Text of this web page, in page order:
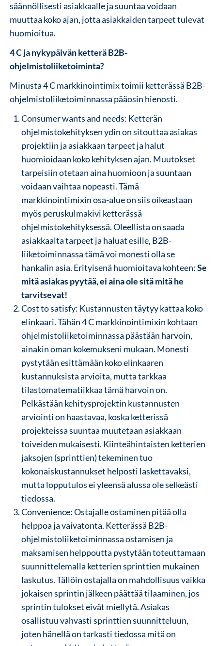
säännöllisesti asiakkaalle ja suuntaa voidaan
muuttaa koko ajan, jotta asiakkaiden tarpeet tulevat
huomioitua.
4 C ja nykypäivän ketterä B2B-
ohjelmistoliiketoiminta?
Minusta 4 C markkinointimix toimii ketterässä B2B-
ohjelmistoliiketoiminnassa pääosin hienosti.
Consumer wants and needs: Ketterän
ohjelmistokehityksen ydin on sitouttaa asiakas
projektiin ja asiakkaan tarpeet ja halut
huomioidaan koko kehityksen ajan. Muutokset
tarpeisiin otetaan aina huomioon ja suuntaan
voidaan vaihtaa nopeasti. Tämä
markkinointimixin osa-alue on siis oikeastaan
myös peruskulmakivi ketterässä
ohjelmistokehityksessä. Oleellista on saada
asiakkaalta tarpeet ja haluat esille, B2B-
liiketoiminnassa tämä voi monesti olla se
hankalin asia. Erityisenä huomioitava kohteen:Se
mitä asiakas pyytää, ei aina ole sitä mitä he
tarvitsevat!
Cost to satisfy: Kustannusten täytyy kattaa koko
elinkaari. Tähän 4 C markkinointimixin kohtaan
ohjelmistoliiketoiminnassa päästään harvoin,
ainakin oman kokemukseni mukaan. Monesti
pystytään esittämään koko elinkaaren
kustannuksista arvioita, mutta tarkkaa
tilastomatematiikkaa tämä harvoin on.
Pelkästään kehitysprojektin kustannusten
arviointi on haastavaa, koska ketterissä
projekteissa suuntaa muutetaan asiakkaan
toiveiden mukaisesti. Kiinteähintaisten ketterien
jaksojen (sprinttien) tekeminen tuo
kokonaiskustannukset helposti laskettavaksi,
mutta lopputulos ei yleensä alussa ole selkeästi
tiedossa.
Convenience: Ostajalle ostaminen pitää olla
helppoa ja vaivatonta. Ketterässä B2B-
ohjelmistoliiketoiminnassa ostamisen ja
maksamisen helppoutta pystytään toteuttamaan
suunnittelemalla ketterien sprinttien mukainen
laskutus. Tällöin ostajalla on mahdollisuus vaikka
jokaisen sprintin jälkeen päättää tilaaminen, jos
sprintin tulokset eivät miellytä. Asiakas
osallistuu vahvasti sprinttien suunnitteluun,
joten hänellä on tarkasti tiedossa mitä on